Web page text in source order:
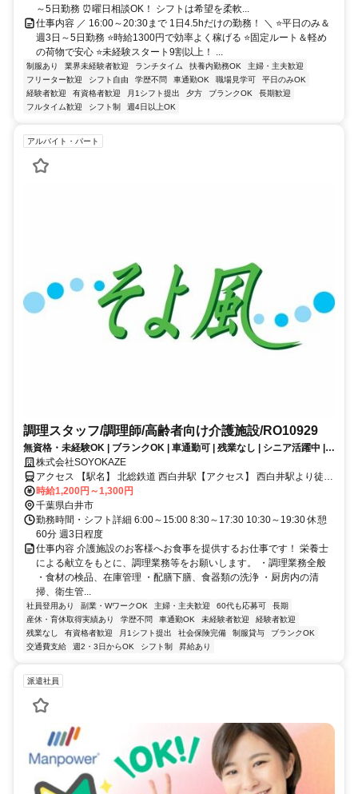
～5日勤務 ⏰曜日相談OK！ シフトは希望を柔軟...
仕事内容 ／ 16:00～20:30まで 1日4.5hだけの勤務！ ＼ ⭐平日のみ＆
週3日～5日勤務 ⭐時給1300円で効率よく稼げる ⭐固定ルート＆軽め
の荷物で安心 ⭐未経験スタート9割以上！ ...
制服あり 業界未経験者歓迎 ランチタイム 扶養内勤務OK
主婦・主夫歓迎
フリーター歓迎
シフト自由 学歴不問 車通勤OK 職場見学可
平日のみOK
経験者歓迎
有資格者歓迎 月1シフト提出 夕方 ブランクOK
長期歓迎
フルタイム歓迎
シフト制 週4日以上OK
アルバイト・パート
調理スタッフ/調理師/高齢者向け介護施設/RO10929
無資格・未経験OK | ブランクOK | 車通勤可 | 残業なし | シニア活躍中 |
WワークOK | 夜勤なし | 週3日勤務からOK | 交通費支給 | 福利厚生充実│
高齢者向け介護施設/調理スタッフ/パート募集！美味しい食事で高齢者の
健康と笑顔を支える！
株式会社SOYOKAZE
アクセス 【駅名】 北総鉄道 西白井駅【アクセス】 西白井駅より徒歩
20分
時給1,200円～1,300円
千葉県白井市
勤務時間・シフト詳細 6:00～15:00 8:30～17:30 10:30～19:30 休憩
60分 週3日程度
仕事内容 介護施設のお客様へお食事を提供するお仕事です！ 栄養士
による献立をもとに、調理業務等をお願いします。 ・調理業務全般
・食材の検品、在庫管理 ・配膳下膳、食器類の洗浄 ・厨房内の清
掃、衛生管...
社員登用あり 副業・WワークOK 主婦・主夫歓迎 60代も応募可
長期
産休・育休取得実績あり
学歴不問 車通勤OK 未経験者歓迎
経験者歓迎
残業なし
有資格者歓迎 月1シフト提出 社会保険完備 制服貸与
ブランクOK
交通費支給
週2・3日からOK シフト制 昇給あり
派遣社員